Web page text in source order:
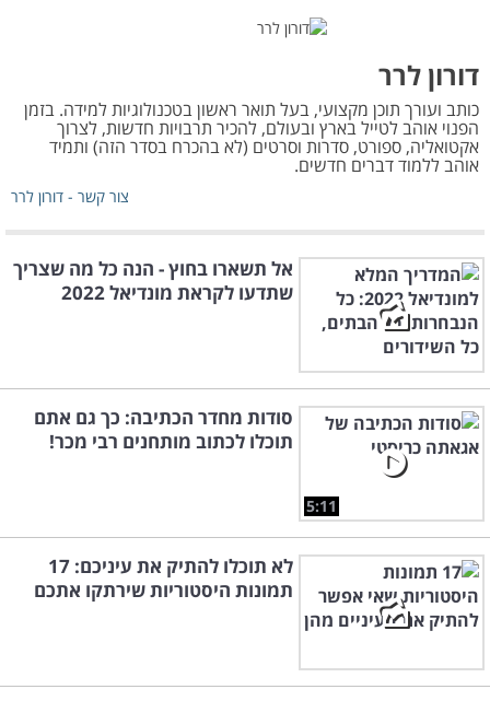
דורון לרר
כותב ועורך תוכן מקצועי, בעל תואר ראשון בטכנולוגיות למידה. בזמן
הפנוי אוהב לטייל בארץ ובעולם, להכיר תרבויות חדשות, לצרוך
אקטואליה, ספורט, סדרות וסרטים (לא בהכרח בסדר הזה) ותמיד
אוהב ללמוד דברים חדשים.
צור קשר - דורון לרר
אל תשארו בחוץ - הנה כל מה שצריך
שתדעו לקראת מונדיאל 2022
5:11
סודות מחדר הכתיבה: כך גם אתם
תוכלו לכתוב מותחנים רבי מכר!
לא תוכלו להתיק את עיניכם: 17
תמונות היסטוריות שירתקו אתכם